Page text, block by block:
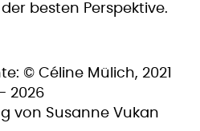
besten Perspektive.
© Céline Mülich, 2021
2026
von Susanne Vukan